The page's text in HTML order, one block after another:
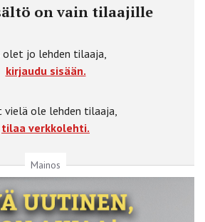
on vain tilaajille
olet jo lehden tilaaja,
kirjaudu sisään.
vielä ole lehden tilaaja,
tilaa verkkolehti.
Mainos